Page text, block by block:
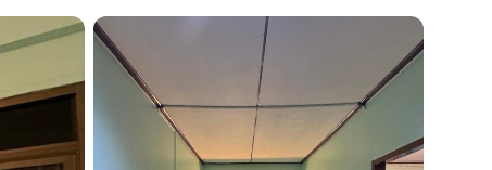
เลือกยูนิตเพื่อเปรียบเทียบ
เลือกได้สูงสุด 3 รายการ
เปรียบเทียบ
ลบทั้งหมด